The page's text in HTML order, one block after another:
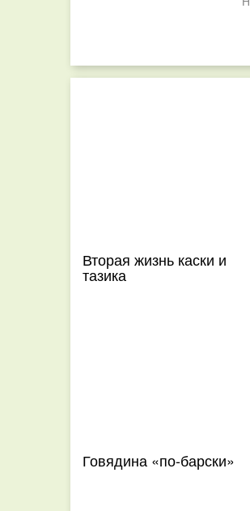
Вторая жизнь каски и
тазика
Говядина «по-барски»